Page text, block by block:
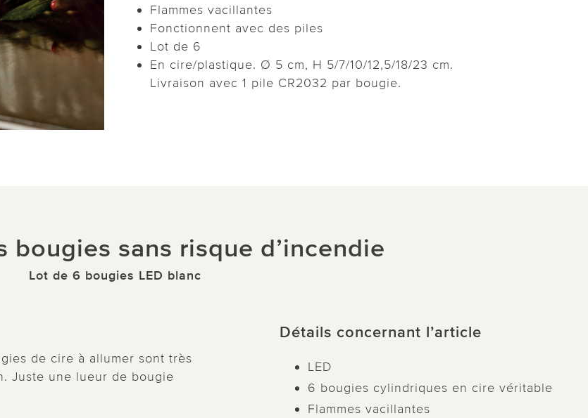
Flammes vacillantes
Fonctionnent avec des piles
Lot de 6
En cire/plastique. Ø 5 cm, H 5/7/10/12,5/18/23 cm.
Livraison avec 1 pile CR2032 par bougie.
bougies sans risque d’incendie
Lot de 6 bougies LED blanc
de cire à allumer sont très
Juste une lueur de bougie
Détails concernant l’article
LED
6 bougies cylindriques en cire véritable
Flammes vacillantes